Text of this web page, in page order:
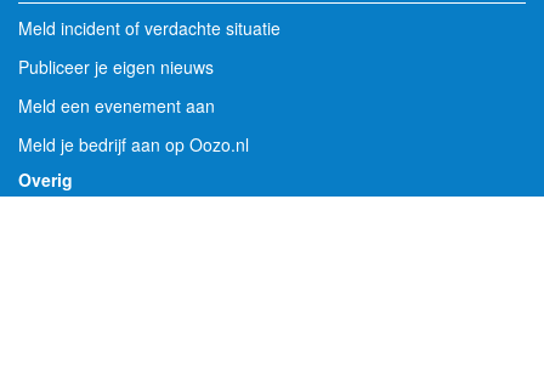
Meld incident of verdachte situatie
Publiceer je eigen nieuws
Meld een evenement aan
Meld je bedrijf aan op Oozo.nl
Overig